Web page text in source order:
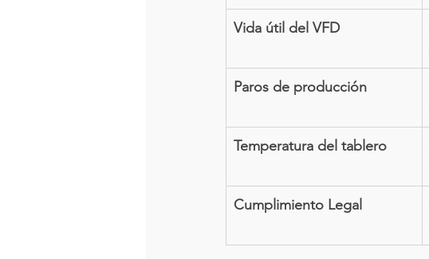
Vida útil del VFD
Paros de producción
Temperatura del tablero
Cumplimiento Legal